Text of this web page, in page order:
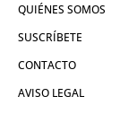
QUIÉNES SOMOS
SUSCRÍBETE
CONTACTO
AVISO LEGAL